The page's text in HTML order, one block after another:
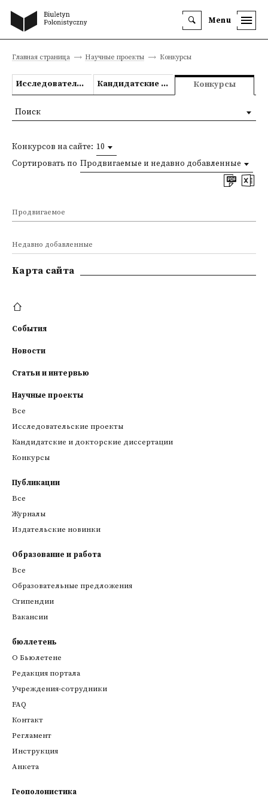
Menu
Главная страница Научные проекты Конкурсы
Исследовательские проекты Кандидатские и докторские диссертации Конкурсы
Конкурсов на сайте: 10
Сортировать по Продвигаемые и недавно добавленные
Продвигаемое
Недавно добавленные
Поиск
Kарта сайта
События
Новости
Статьи и интервью
Научные проекты
Все
Исследовательские проекты
Кандидатские и докторские диссертации
Конкурсы
Публикации
Все
Журналы
Издательские новинки
Образование и работа
Все
Образовательные предложения
Стипендии
Вакансии
бюллетень
О Бьюлетене
Редакция портала
Учреждения-сотрудники
FAQ
Контакт
Регламент
Инструкция
Анкета
Геополонистика